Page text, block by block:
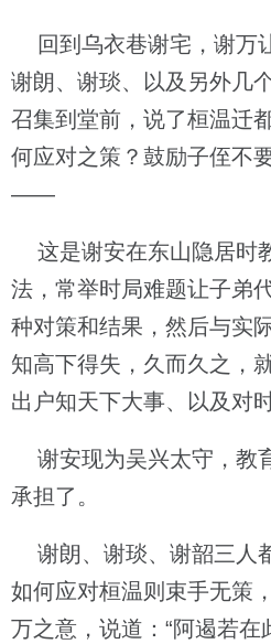
回到乌衣巷谢宅，谢万
谢朗、谢琰、以及另外几
召集到堂前，说了桓温迁
何应对之策？鼓励子侄不
——
这是谢安在东山隐居时
法，常举时局难题让子弟
种对策和结果，然后与实
知高下得失，久而久之，
出户知天下大事、以及
谢安现为吴兴太守，教
承担了。
谢朗、谢琰、谢韶三人
如何应对桓温则束手无策
万之意，说道：“阿遏若